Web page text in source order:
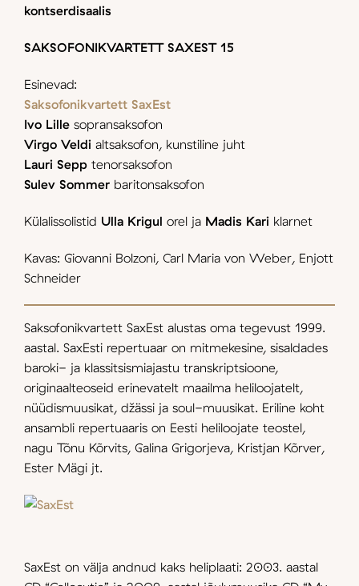
kontserdisaalis
SAKSOFONIKVARTETT SAXEST 15
Esinevad:
Saksofonikvartett SaxEst
Ivo Lille sopransaksofon
Virgo Veldi altsaksofon, kunstiline juht
Lauri Sepp tenorsaksofon
Sulev Sommer baritonsaksofon
Külalissolistid Ulla Krigul orel ja Madis Kari klarnet
Kavas: Giovanni Bolzoni, Carl Maria von Weber, Enjott
Schneider
Saksofonikvartett SaxEst alustas oma tegevust 1999.
aastal. SaxEsti repertuaar on mitmekesine, sisaldades
baroki- ja klassitsismiajastu transkriptsioone,
originaalteoseid erinevatelt maailma heliloojatelt,
nüüdismuusikat, džässi ja soul-muusikat. Eriline koht
ansambli repertuaaris on Eesti heliloojate teostel,
nagu Tõnu Kõrvits, Galina Grigorjeva, Kristjan Kõrver,
Ester Mägi jt.
SaxEst on välja andnud kaks heliplaati: 2003. aastal